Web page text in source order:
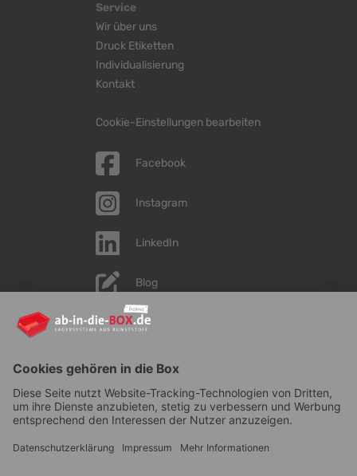
Service
Wir über uns
Druck Etiketten
Individualisierung
Kontakt
Cookie-Einstellungen bearbeiten
Facebook
Instagram
LinkedIn
Blog
YouTube